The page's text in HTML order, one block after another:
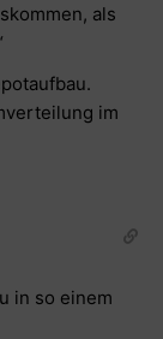
als
im
in so einem